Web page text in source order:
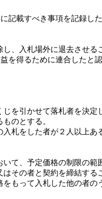
載すべき事項を記録し
、入札場外に退去させる
を得るために連合したと
を引かせて落札者を決定
のとする。
札をした者が２人以上
て、予定価格の制限の
その者と契約を締結す
もって入札した他の者